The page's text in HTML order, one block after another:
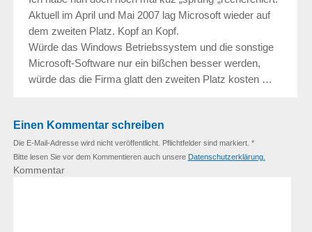
Aktuell im April und Mai 2007 lag Microsoft wieder auf
dem zweiten Platz. Kopf an Kopf.
Würde das Windows Betriebssystem und die sonstige
Microsoft-Software nur ein bißchen besser werden,
würde das die Firma glatt den zweiten Platz kosten …
Einen Kommentar schreiben
Die E-Mail-Adresse wird nicht veröffentlicht. Pflichtfelder sind markiert. *
Bitte lesen Sie vor dem Kommentieren auch unsere Datenschutzerklärung.
Kommentar